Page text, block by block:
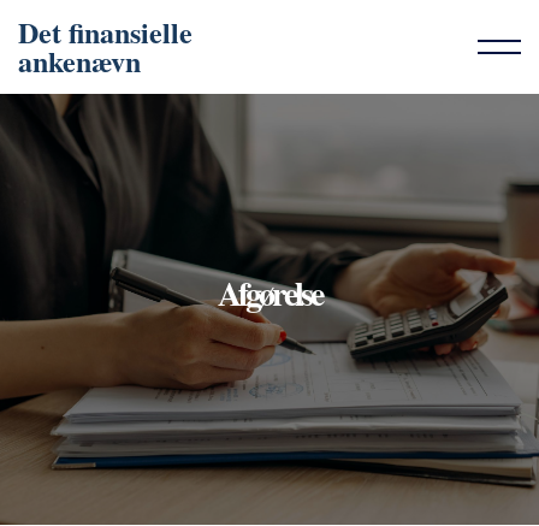
Det finansielle
ankenævn
Afgørelse